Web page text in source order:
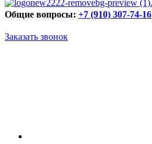
Общие вопросы: +7 (910) 307-74-16
Заказать звонок